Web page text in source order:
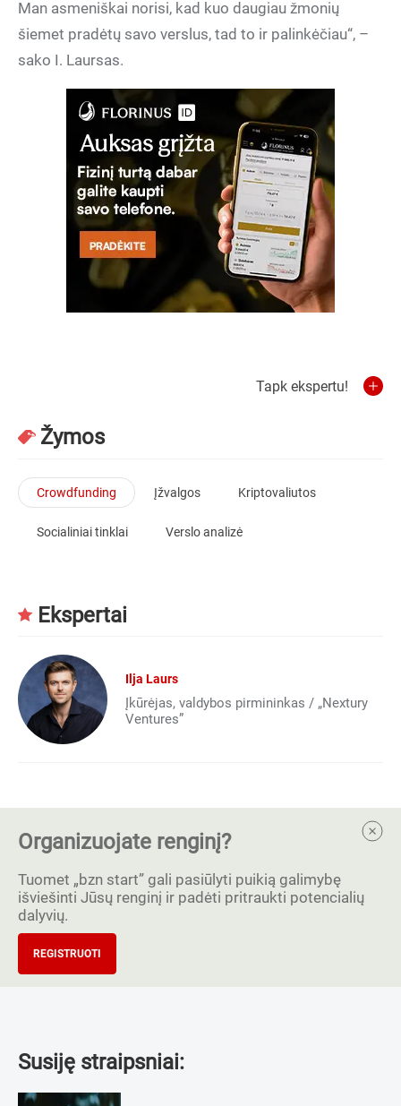
Man asmeniškai norisi, kad kuo daugiau žmonių
šiemet pradėtų savo verslus, tad to ir palinkėčiau“, –
sako I. Laursas.
Tapk ekspertu!
Žymos
Crowdfunding Įžvalgos Kriptovaliutos
Socialiniai tinklai Verslo analizė
Ekspertai
Ilja Laurs
Įkūrėjas, valdybos pirmininkas / „Nextury
Ventures”
Organizuojate renginį?
Tuomet „bzn start” gali pasiūlyti puikią galimybę
išviešinti Jūsų renginį ir padėti pritraukti potencialių
dalyvių.
REGISTRUOTI
Susiję straipsniai: